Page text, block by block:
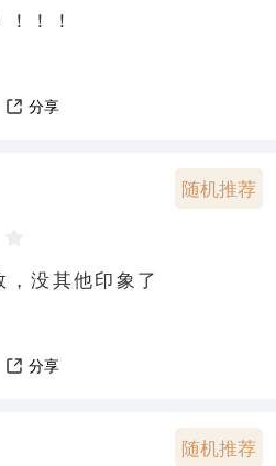
！！
分享
随机推荐
没其他印象了
分享
随机推荐